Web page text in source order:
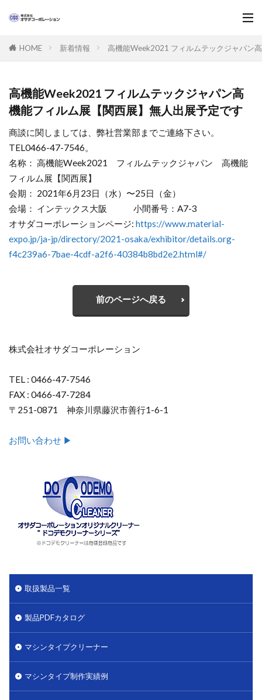
HOME 新着情報 高機能Week2021 フィルムテックジャパン
高機能Week2021 フィルムテックジャパン高
機能フィルム展【関西展】無人出展予定です
商談に関しましては、弊社営業部までご連絡下さい。
TEL0466-47-7546。
名称： 高機能Week2021 フィルムテックジャパン 高機能
フィルム展【関西展】
会期： 2021年6月23日（水）〜25日（金）
会場： インテックス大阪 小間番号：A7-3
オサダコーポレーションページ: https://www.material-
expo.jp/ja-jp/directory/2021-osaka/exhibitor/details.org-
f4c239a6-7bae-4cdf-a2f6-40384b8bd2e2.html#/
前のページへ戻る
株式会社オサダコーポレーション
TEL : 0466-47-7546
FAX : 0466-47-7284
〒251-0871 神奈川県藤沢市善行1-6-1
お問い合わせ ▶︎
取扱製品一覧
製品PDFカタログ
マシンタイプクリーナー
マシンタイプ制作実績例